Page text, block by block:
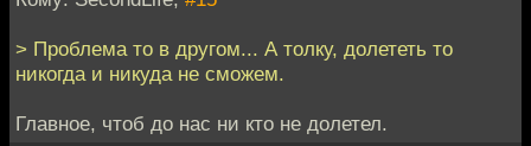
> Проблема то в другом... А толку, долететь то
никогда и никуда не сможем.
Главное, чтоб до нас ни кто не долетел.